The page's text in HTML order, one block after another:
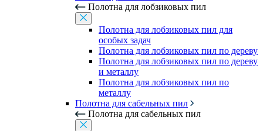
Полотна для лобзиковых пил
Полотна для лобзиковых пил для
особых задач
Полотна для лобзиковых пил по дереву
Полотна для лобзиковых пил по дереву
и металлу
Полотна для лобзиковых пил по
металлу
Полотна для сабельных пил
Полотна для сабельных пил